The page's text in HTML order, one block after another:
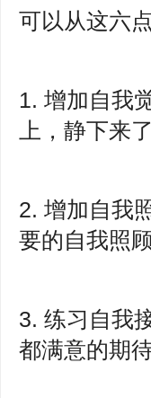
可以从这六
1. 增加自我
上，静下来
2. 增加自我
要的自我照
3. 练习自我
都满意的期